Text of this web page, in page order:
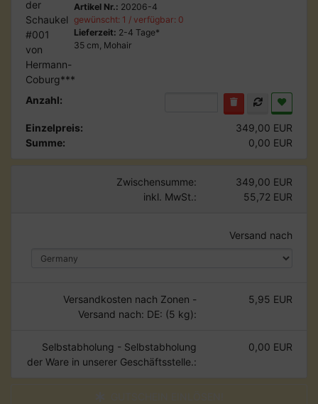
Artikel Nr.: 20206-4
gewünscht: 1 / verfügbar: 0
Lieferzeit: 2-4 Tage*
35 cm, Mohair
Anzahl:
Einzelpreis:
349,00 EUR
Summe:
0,00 EUR
Zwischensumme:
349,00 EUR
inkl. MwSt.:
55,72 EUR
Versand nach
Versandkosten nach Zonen -
Versand nach: DE: (5 kg):
5,95 EUR
Selbstabholung - Selbstabholung
der Ware in unserer Geschäftsstelle.:
0,00 EUR